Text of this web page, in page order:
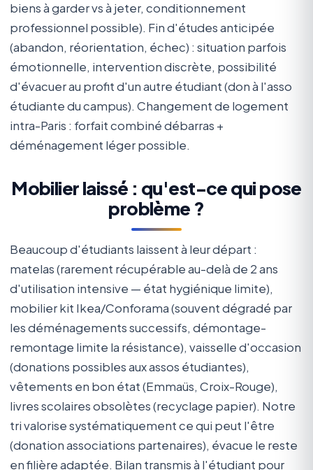
biens à garder vs à jeter, conditionnement
professionnel possible). Fin d'études anticipée
(abandon, réorientation, échec) : situation parfois
émotionnelle, intervention discrète, possibilité
d'évacuer au profit d'un autre étudiant (don à l'asso
étudiante du campus). Changement de logement
intra-Paris : forfait combiné débarras +
déménagement léger possible.
Mobilier laissé : qu'est-ce qui pose
problème ?
Beaucoup d'étudiants laissent à leur départ :
matelas (rarement récupérable au-delà de 2 ans
d'utilisation intensive — état hygiénique limite),
mobilier kit Ikea/Conforama (souvent dégradé par
les déménagements successifs, démontage-
remontage limite la résistance), vaisselle d'occasion
(donations possibles aux assos étudiantes),
vêtements en bon état (Emmaüs, Croix-Rouge),
livres scolaires obsolètes (recyclage papier). Notre
tri valorise systématiquement ce qui peut l'être
(donation associations partenaires), évacue le reste
en filière adaptée. Bilan transmis à l'étudiant pour